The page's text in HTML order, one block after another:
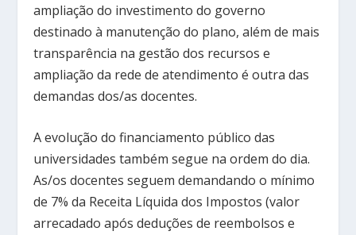
ampliação do investimento do governo
destinado à manutenção do plano, além de mais
transparência na gestão dos recursos e
ampliação da rede de atendimento é outra das
demandas dos/as docentes.
A evolução do financiamento público das
universidades também segue na ordem do dia.
As/os docentes seguem demandando o mínimo
de 7% da Receita Líquida dos Impostos (valor
arrecadado após deduções de reembolsos e